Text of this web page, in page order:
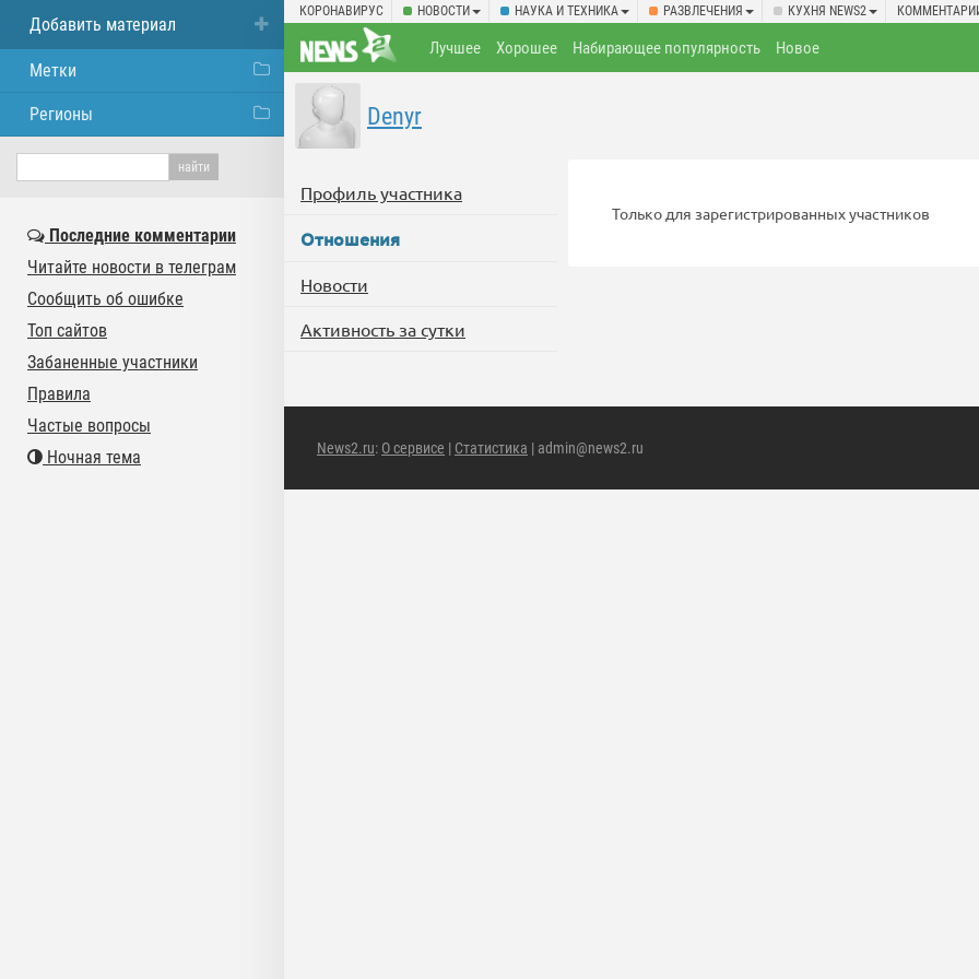
КОРОНАВИРУС НОВОСТИ НАУКА И ТЕХНИКА РАЗВЛЕЧЕНИЯ КУХНЯ NEWS2
Лучшее Хорошее Набирающее популярность Новое
Denyr
Профиль участника
Отношения
Новости
Активность за сутки
Только для зарегистрированных участников
News2.ru: О сервисе | Статистика | admin@news2.ru
Добавить материал
Метки
Регионы
Последние комментарии
Читайте новости в телеграм
Сообщить об ошибке
Топ сайтов
Забаненные участники
Правила
Частые вопросы
Ночная тема